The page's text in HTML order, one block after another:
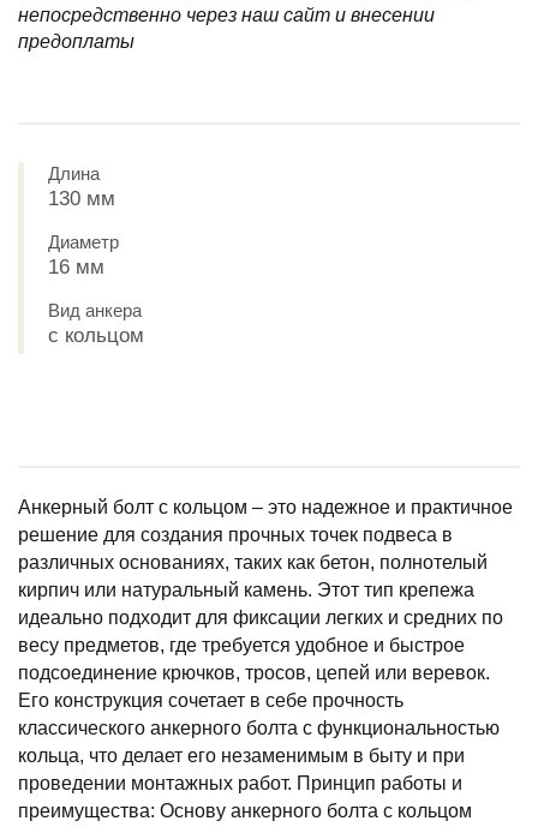
непосредственно через наш сайт и внесении
предоплаты
Длина
130 мм
Диаметр
16 мм
Вид анкера
с кольцом
Анкерный болт с кольцом – это надежное и практичное
решение для создания прочных точек подвеса в
различных основаниях, таких как бетон, полнотелый
кирпич или натуральный камень. Этот тип крепежа
идеально подходит для фиксации легких и средних по
весу предметов, где требуется удобное и быстрое
подсоединение крючков, тросов, цепей или веревок.
Его конструкция сочетает в себе прочность
классического анкерного болта с функциональностью
кольца, что делает его незаменимым в быту и при
проведении монтажных работ. Принцип работы и
преимущества: Основу анкерного болта с кольцом